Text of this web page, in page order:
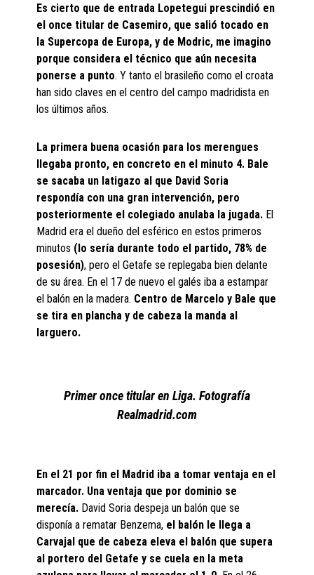
Es cierto que de entrada Lopetegui prescindió en
el once titular de Casemiro, que salió tocado en
la Supercopa de Europa, y de Modric, me imagino
porque considera el técnico que aún necesita
ponerse a punto. Y tanto el brasileño como el croata
han sido claves en el centro del campo madridista en
los últimos años.
La primera buena ocasión para los merengues
llegaba pronto, en concreto en el minuto 4. Bale
se sacaba un latigazo al que David Soria
respondía con una gran intervención, pero
posteriormente el colegiado anulaba la jugada. El
Madrid era el dueño del esférico en estos primeros
minutos (lo sería durante todo el partido, 78% de
posesión), pero el Getafe se replegaba bien delante
de su área. En el 17 de nuevo el galés iba a estampar
el balón en la madera. Centro de Marcelo y Bale que
se tira en plancha y de cabeza la manda al
larguero.
Primer once titular en Liga. Fotografía
Realmadrid.com
En el 21 por fin el Madrid iba a tomar ventaja en el
marcador. Una ventaja que por dominio se
merecía. David Soria despeja un balón que se
disponía a rematar Benzema, el balón le llega a
Carvajal que de cabeza eleva el balón que supera
al portero del Getafe y se cuela en la meta